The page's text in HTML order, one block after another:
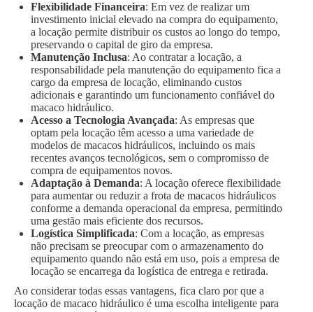
Flexibilidade Financeira: Em vez de realizar um
investimento inicial elevado na compra do equipamento,
a locação permite distribuir os custos ao longo do tempo,
preservando o capital de giro da empresa.
Manutenção Inclusa: Ao contratar a locação, a
responsabilidade pela manutenção do equipamento fica a
cargo da empresa de locação, eliminando custos
adicionais e garantindo um funcionamento confiável do
macaco hidráulico.
Acesso a Tecnologia Avançada: As empresas que
optam pela locação têm acesso a uma variedade de
modelos de macacos hidráulicos, incluindo os mais
recentes avanços tecnológicos, sem o compromisso de
compra de equipamentos novos.
Adaptação à Demanda: A locação oferece flexibilidade
para aumentar ou reduzir a frota de macacos hidráulicos
conforme a demanda operacional da empresa, permitindo
uma gestão mais eficiente dos recursos.
Logística Simplificada: Com a locação, as empresas
não precisam se preocupar com o armazenamento do
equipamento quando não está em uso, pois a empresa de
locação se encarrega da logística de entrega e retirada.
Ao considerar todas essas vantagens, fica claro por que a
locação de macaco hidráulico é uma escolha inteligente para